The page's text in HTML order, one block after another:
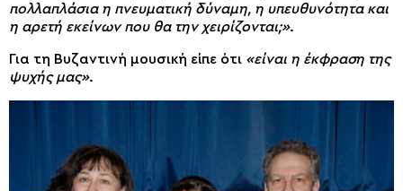
πολλαπλάσια η πνευματική δύναμη, η υπευθυνότητα και
η αρετή εκείνων που θα την χειρίζονται;».
Για τη Βυζαντινή μουσική είπε ότι «είναι η έκφραση της
ψυχής μας».